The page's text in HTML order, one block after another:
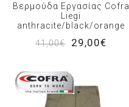
Βερμούδα Εργασίας Cofra
Liegi
anthracite/black/orange
41,00€
29,00€